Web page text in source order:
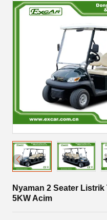
Nyaman 2 Seater
5KW Acim